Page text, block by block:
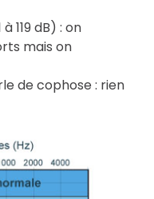
119 dB) : on
mais on
de cophose : rien